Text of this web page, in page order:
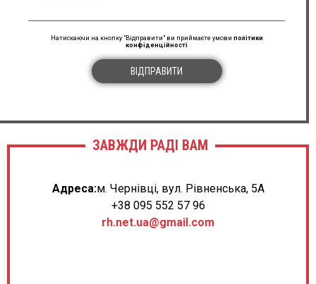
Натискаючи на кнопку "Відправити" ви приймаєте умови політики
конфіденційності
ВІДПРАВИТИ
ЗАВЖДИ РАДІ ВАМ
Адреса:м. Чернівці, вул. Рівненська, 5А
+38 095 552 57 96
rh.net.ua@gmail.com